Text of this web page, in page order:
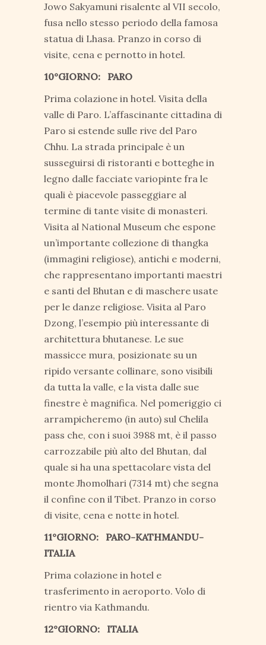
Jowo Sakyamuni risalente al VII secolo,
fusa nello stesso periodo della famosa
statua di Lhasa. Pranzo in corso di
visite, cena e pernotto in hotel.
10°GIORNO: PARO
Prima colazione in hotel. Visita della
valle di Paro. L’affascinante cittadina di
Paro si estende sulle rive del Paro
Chhu. La strada principale è un
susseguirsi di ristoranti e botteghe in
legno dalle facciate variopinte fra le
quali è piacevole passeggiare al
termine di tante visite di monasteri.
Visita al National Museum che espone
un’importante collezione di thangka
(immagini religiose), antichi e moderni,
che rappresentano importanti maestri
e santi del Bhutan e di maschere usate
per le danze religiose. Visita al Paro
Dzong, l’esempio più interessante di
architettura bhutanese. Le sue
massicce mura, posizionate su un
ripido versante collinare, sono visibili
da tutta la valle, e la vista dalle sue
finestre è magnifica. Nel pomeriggio ci
arrampicheremo (in auto) sul Chelila
pass che, con i suoi 3988 mt, è il passo
carrozzabile più alto del Bhutan, dal
quale si ha una spettacolare vista del
monte Jhomolhari (7314 mt) che segna
il confine con il Tibet. Pranzo in corso
di visite, cena e notte in hotel.
11°GIORNO: PARO-KATHMANDU-
ITALIA
Prima colazione in hotel e
trasferimento in aeroporto. Volo di
rientro via Kathmandu.
12°GIORNO: ITALIA